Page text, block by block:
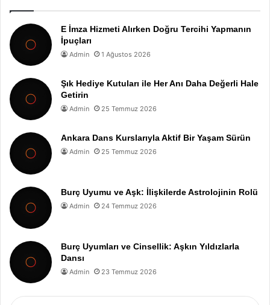
E İmza Hizmeti Alırken Doğru Tercihi Yapmanın
İpuçları
Admin 1 Ağustos 2026
Şık Hediye Kutuları ile Her Anı Daha Değerli Hale
Getirin
Admin 25 Temmuz 2026
Ankara Dans Kurslarıyla Aktif Bir Yaşam Sürün
Admin 25 Temmuz 2026
Burç Uyumu ve Aşk: İlişkilerde Astrolojinin Rolü
Admin 24 Temmuz 2026
Burç Uyumları ve Cinsellik: Aşkın Yıldızlarla
Dansı
Admin 23 Temmuz 2026